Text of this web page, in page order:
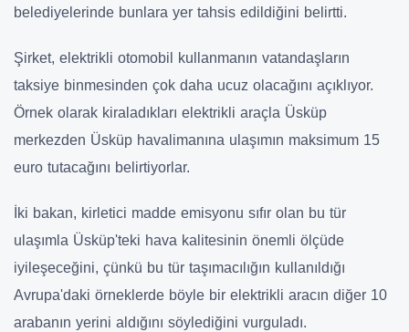
belediyelerinde bunlara yer tahsis edildiğini belirtti.
Şirket, elektrikli otomobil kullanmanın vatandaşların
taksiye binmesinden çok daha ucuz olacağını açıklıyor.
Örnek olarak kiraladıkları elektrikli araçla Üsküp
merkezden Üsküp havalimanına ulaşımın maksimum 15
euro tutacağını belirtiyorlar.
İki bakan, kirletici madde emisyonu sıfır olan bu tür
ulaşımla Üsküp'teki hava kalitesinin önemli ölçüde
iyileşeceğini, çünkü bu tür taşımacılığın kullanıldığı
Avrupa'daki örneklerde böyle bir elektrikli aracın diğer 10
arabanın yerini aldığını söylediğini vurguladı.